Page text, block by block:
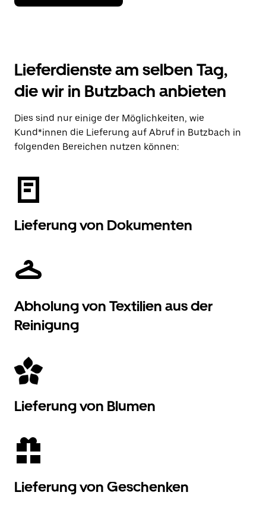
Lieferdienste am selben Tag,
die wir in Butzbach anbieten
Dies sind nur einige der Möglichkeiten, wie
Kund*innen die Lieferung auf Abruf in Butzbach in
folgenden Bereichen nutzen können:
Lieferung von Dokumenten
Abholung von Textilien aus der
Reinigung
Lieferung von Blumen
Lieferung von Geschenken